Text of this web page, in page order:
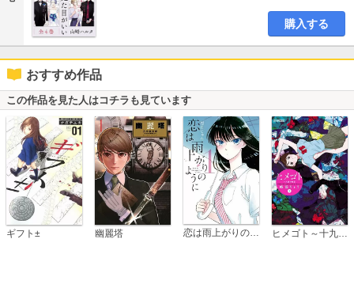
購入する
おすすめ作品
この作品を見た人はコチラも見ています
ギフト± 幽麗塔 恋は雨上がりのように